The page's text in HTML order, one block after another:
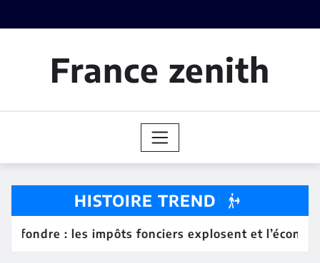
to
France zenith
HISTOIRE TREND
: les impôts fonciers explosent et l’économie